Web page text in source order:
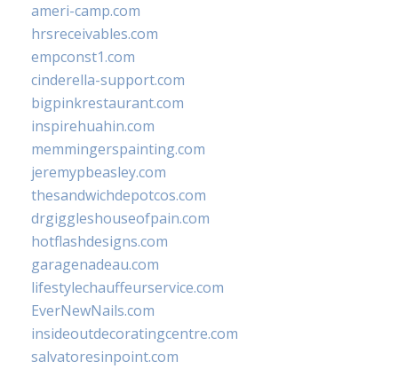
ameri-camp.com
hrsreceivables.com
empconst1.com
cinderella-support.com
bigpinkrestaurant.com
inspirehuahin.com
memmingerspainting.com
jeremypbeasley.com
thesandwichdepotcos.com
drgiggleshouseofpain.com
hotflashdesigns.com
garagenadeau.com
lifestylechauffeurservice.com
EverNewNails.com
insideoutdecoratingcentre.com
salvatoresinpoint.com